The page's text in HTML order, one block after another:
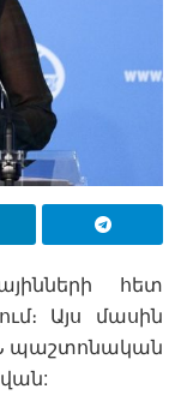
հետ
Այս մասին
պաշտոնական